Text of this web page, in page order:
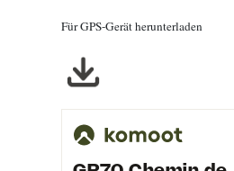
Für GPS-Gerät herunterladen